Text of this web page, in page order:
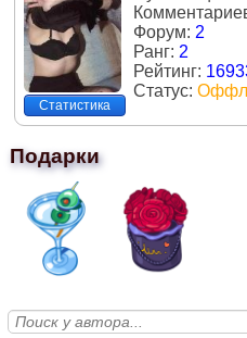
Статистика
Форум: 2
Ранг: 2
Рейтинг:
Статус:
Подарки